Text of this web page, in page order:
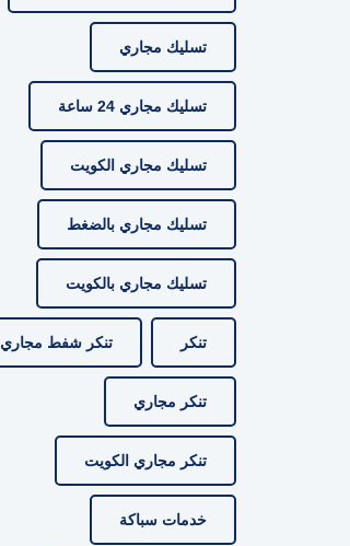
تسليك مجاري
تسليك مجاري 24 ساعة
تسليك مجاري الكويت
تسليك مجاري بالضغط
تسليك مجاري بالكويت
تنكر تنكر شفط مجاري
تنكر مجاري
تنكر مجاري الكويت
خدمات سباكة